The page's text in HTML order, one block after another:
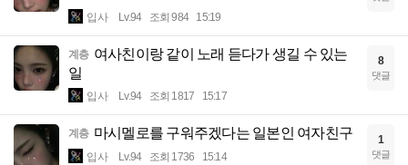
입사 Lv.94 조회 984 15:19
계층 여사친이랑 같이 노래 듣다가 생길 수 있는
일
입사 Lv.94 조회 1817 15:17
8
댓글
계층 마시멜로를 구워주겠다는 일본인 여자친구
입사 Lv.94 조회 1736 15:14
1
댓글